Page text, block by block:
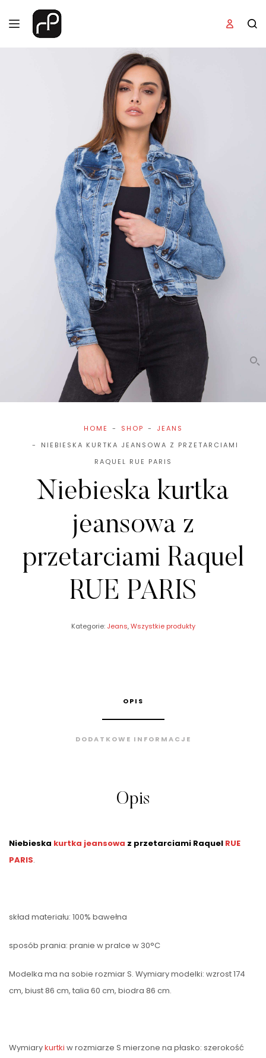
HOME SHOP
JEANS
NIEBIESKA KURTKA JEANSOWA Z PRZETARCIAMI
RAQUEL RUE PARIS
Niebieska kurtka
jeansowa z
przetarciami Raquel
RUE PARIS
Kategorie: Jeans,Wszystkie produkty
OPIS
DODATKOWE INFORMACJE
Opis
Niebieska kurtka jeansowa z przetarciami Raquel RUE
PARIS.
skład materiału: 100% bawełna
sposób prania: pranie w pralce w 30°C
Modelka ma na sobie rozmiar S. Wymiary modelki: wzrost 174
cm, biust 86 cm, talia 60 cm, biodra 86 cm.
Wymiarykurtki w rozmiarze S mierzone na płasko: szerokość